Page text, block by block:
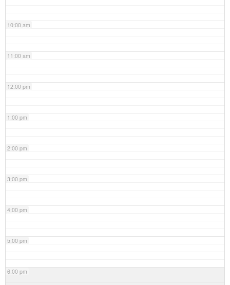
10:00 am
11:00 am
12:00 pm
1:00 pm
2:00 pm
3:00 pm
4:00 pm
5:00 pm
6:00 pm